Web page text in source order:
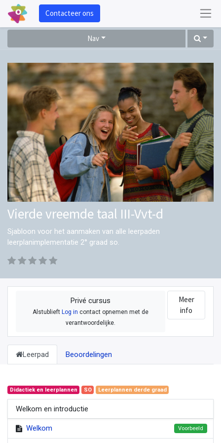
Contacteer ons
Nav
Vierde vreemde taal III-Vvt-d
Sjabloon voor het aanmaken van alle leerpaden
leerplanimplementatie 2° graad so.
Privé cursus
AlstublieftLog in contact opnemen met de
verantwoordelijke.
Meer
info
Leerpad Beoordelingen
Didactiek en leerplannen SO Leerplannen derde graad
Welkom en introductie
Welkom Voorbeeld